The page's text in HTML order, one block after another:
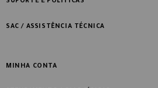
Compre com Especialista
SAC / ASSISTÊNCIA TÉCNICA
MINHA CONTA